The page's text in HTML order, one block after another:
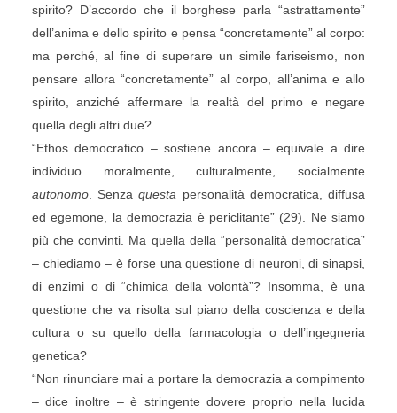
spirito? D’accordo che il borghese parla “astrattamente”
dell’anima e dello spirito e pensa “concretamente” al corpo:
ma perché, al fine di superare un simile fariseismo, non
pensare allora “concretamente” al corpo, all’anima e allo
spirito, anziché affermare la realtà del primo e negare
quella degli altri due?
“Ethos democratico – sostiene ancora – equivale a dire
individuo moralmente, culturalmente, socialmente
autonomo. Senzaquesta personalità democratica, diffusa
ed egemone, la democrazia è periclitante” (29). Ne siamo
più che convinti. Ma quella della “personalità democratica”
– chiediamo – è forse una questione di neuroni, di sinapsi,
di enzimi o di “chimica della volontà”? Insomma, è una
questione che va risolta sul piano della coscienza e della
cultura o su quello della farmacologia o dell’ingegneria
genetica?
“Non rinunciare mai a portare la democrazia a compimento
– dice inoltre – è stringente dovere proprio nella lucida